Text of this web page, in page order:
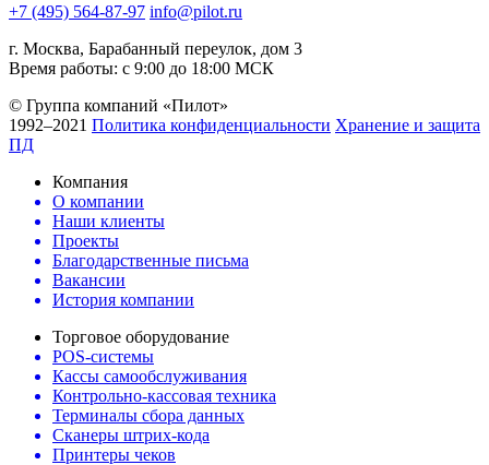
+7 (495) 564-87-97 info@pilot.ru
г. Москва, Барабанный переулок, дом 3
Время работы: с 9:00 до 18:00 МСК
© Группа компаний «Пилот»
1992–2021 Политика конфиденциальности Хранение и защита
ПД
Компания
О компании
Наши клиенты
Проекты
Благодарственные письма
Вакансии
История компании
Торговое оборудование
POS-системы
Кассы самообслуживания
Контрольно-кассовая техника
Терминалы сбора данных
Сканеры штрих-кода
Принтеры чеков